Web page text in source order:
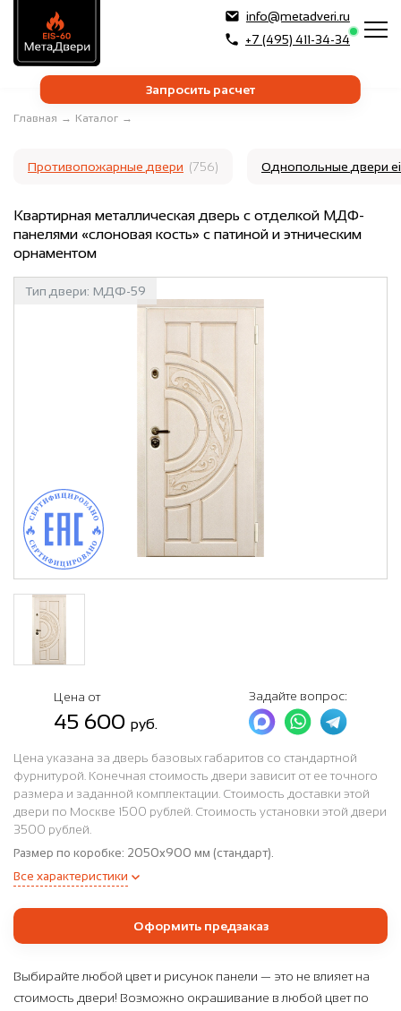
info@metadveri.ru
+7 (495) 411-34-34
Запросить расчет
Главная → Каталог →
Противопожарные двери (756) Однопольные двери
Квартирная металлическая дверь с отделкой МДФ-
панелями «слоновая кость» с патиной и этническим
орнаментом
Тип двери: МДФ-59
Цена от
45 600 руб.
Задайте вопрос:
Цена указана за дверь базовых габаритов со стандартной
фурнитурой. Конечная стоимость двери зависит от ее точного
размера и заданной комплектации. Стоимость доставки этой
двери по Москве 1500 рублей. Стоимость установки этой двери
3500 рублей.
Размер по коробке: 2050x900 мм (стандарт).
Все характеристики
Оформить предзаказ
Выбирайте любой цвет и рисунок панели — это не влияет на
стоимость двери! Возможно окрашивание в любой цвет по